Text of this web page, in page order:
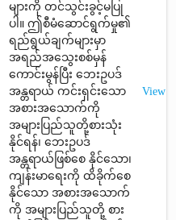
များကို တင်သွင်းခွင့်မပြု
ပါ။ ဤစီမံဆောင်ရွက်မှု၏
ရည်ရွယ်ချက်များမှာ
အရည်အသွေးစစ်မှန်
ကောင်းမွန်ပြီး ဘေးဥပဒ်
အန္တရာယ် ကင်းရှင်းသော
အစားအသောက်ကို
အများပြည်သူတို့စားသုံး
နိုင်ရန်၊ ဘေးဥပဒ်
အန္တရာယ်ဖြစ်စေ နိုင်သော၊
ကျန်းမာရေးကို ထိခိုက်စေ
နိုင်သော အစားအသောက်
ကို အများပြည်သူတို့ စား
View